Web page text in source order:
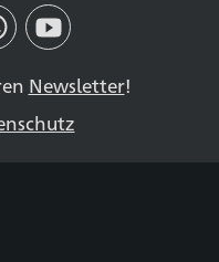
Newsletter!